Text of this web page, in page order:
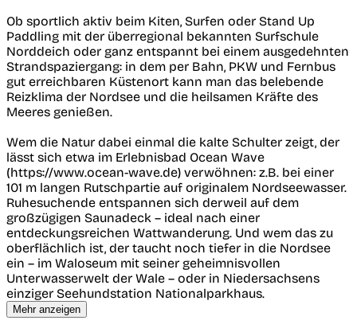
Ob sportlich aktiv beim Kiten, Surfen oder Stand Up
Paddling mit der überregional bekannten Surfschule
Norddeich oder ganz entspannt bei einem ausgedehnten
Strandspaziergang: in dem per Bahn, PKW und Fernbus
gut erreichbaren Küstenort kann man das belebende
Reizklima der Nordsee und die heilsamen Kräfte des
Meeres genießen.
Wem die Natur dabei einmal die kalte Schulter zeigt, der
lässt sich etwa im Erlebnisbad Ocean Wave
(https://www.ocean-wave.de) verwöhnen: z.B. bei einer
101 m langen Rutschpartie auf originalem Nordseewasser.
Ruhesuchende entspannen sich derweil auf dem
großzügigen Saunadeck – ideal nach einer
entdeckungsreichen Wattwanderung. Und wem das zu
oberflächlich ist, der taucht noch tiefer in die Nordsee
ein – im Waloseum mit seiner geheimnisvollen
Unterwasserwelt der Wale – oder in Niedersachsens
einziger Seehundstation Nationalparkhaus.
Mehr anzeigen